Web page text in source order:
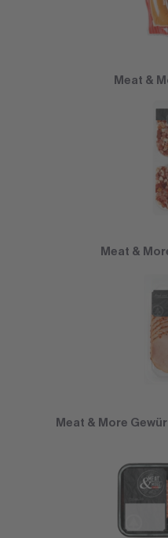
Meat &
Meat &
Meat & More